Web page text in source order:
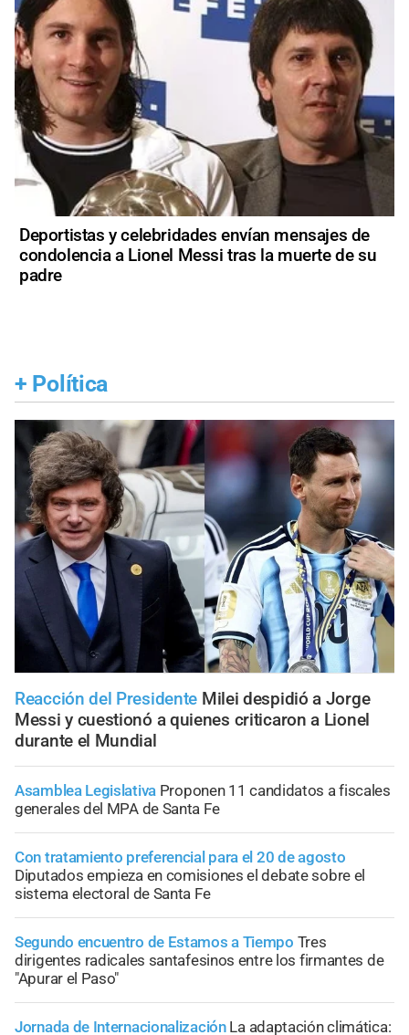
Deportistas y celebridades envían mensajes de
condolencia a Lionel Messi tras la muerte de su
padre
+ Política
Reacción del Presidente Milei despidió a Jorge
Messi y cuestionó a quienes criticaron a Lionel
durante el Mundial
Asamblea Legislativa Proponen 11 candidatos a fiscales
generales del MPA de Santa Fe
Con tratamiento preferencial para el 20 de agosto
Diputados empieza en comisiones el debate sobre el
sistema electoral de Santa Fe
Segundo encuentro de Estamos a Tiempo Tres
dirigentes radicales santafesinos entre los firmantes de
"Apurar el Paso"
Jornada de Internacionalización La adaptación climática: